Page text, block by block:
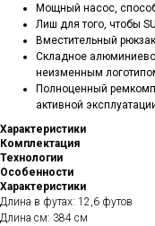
Мощный насос,
Лиш для того, чтобы
Вместительный
Складное
неизменным
Полноценный
активной
Характеристики
Комплектация
Технологии
Особенности
Характеристики
Длина в футах: 12,6 футов
Длина см: 384 см